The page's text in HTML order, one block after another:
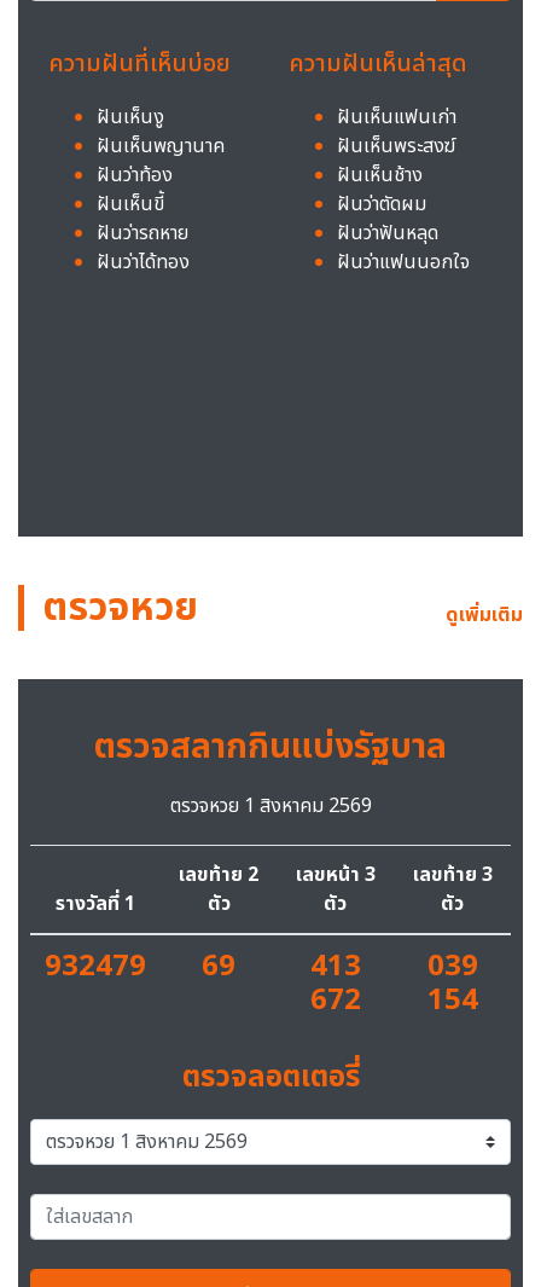
ความฝันที่เห็นบ่อย
ฝันเห็นงู
ฝันเห็นพญานาค
ฝันว่าท้อง
ฝันเห็นขี้
ฝันว่ารถหาย
ฝันว่าได้ทอง
ความฝันเห็นล่าสุด
ฝันเห็นแฟนเก่า
ฝันเห็นพระสงฆ์
ฝันเห็นช้าง
ฝันว่าตัดผม
ฝันว่าฟันหลุด
ฝันว่าแฟนนอกใจ
ตรวจหวย ดูเพิ่มเติม
ตรวจสลากกินแบ่งรัฐบาล
ตรวจหวย 1 สิงหาคม 2569
รางวัลที่ 1
เลขท้าย 2
ตัว
เลขหน้า 3
ตัว
เลขท้าย 3
ตัว
932479 69 413
672
039
154
ตรวจลอตเตอรี่